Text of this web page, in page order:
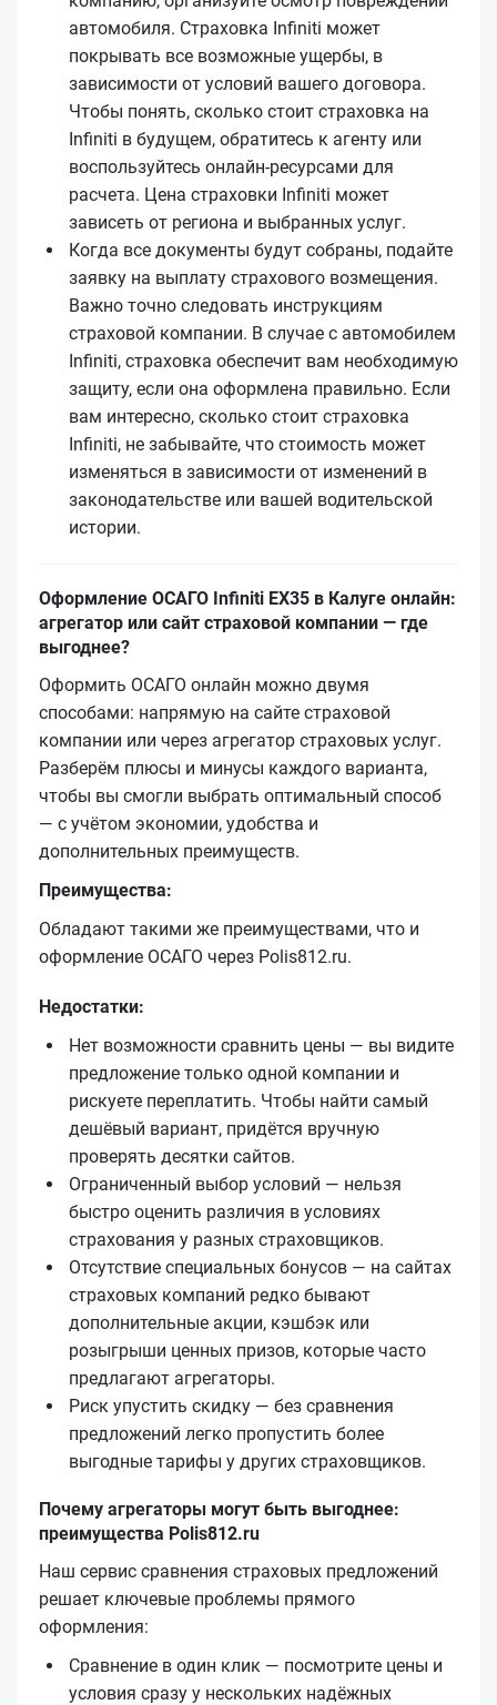
автомобиля. Страховка Infiniti может
покрывать все возможные ущербы, в
зависимости от условий вашего договора.
Чтобы понять, сколько стоит страховка на
Infiniti в будущем, обратитесь к агенту или
воспользуйтесь онлайн-ресурсами для
расчета. Цена страховки Infiniti может
зависеть от региона и выбранных услуг.
Когда все документы будут собраны, подайте
заявку на выплату страхового возмещения.
Важно точно следовать инструкциям
страховой компании. В случае с автомобилем
Infiniti, страховка обеспечит вам необходимую
защиту, если она оформлена правильно. Если
вам интересно, сколько стоит страховка
Infiniti, не забывайте, что стоимость может
изменяться в зависимости от изменений в
законодательстве или вашей водительской
истории.
Оформление ОСАГО Infiniti EX35 в Калуге онлайн:
агрегатор или сайт страховой компании — где
выгоднее?
Оформить ОСАГО онлайн можно двумя
способами: напрямую на сайте страховой
компании или через агрегатор страховых услуг.
Разберём плюсы и минусы каждого варианта,
чтобы вы смогли выбрать оптимальный способ
— с учётом экономии, удобства и
дополнительных преимуществ.
Преимущества:
Обладают такими же преимуществами, что и
оформление ОСАГО через Polis812.ru.
Недостатки:
Нет возможности сравнить цены — вы видите
предложение только одной компании и
рискуете переплатить. Чтобы найти самый
дешёвый вариант, придётся вручную
проверять десятки сайтов.
Ограниченный выбор условий — нельзя
быстро оценить различия в условиях
страхования у разных страховщиков.
Отсутствие специальных бонусов — на сайтах
страховых компаний редко бывают
дополнительные акции, кэшбэк или
розыгрыши ценных призов, которые часто
предлагают агрегаторы.
Риск упустить скидку — без сравнения
предложений легко пропустить более
выгодные тарифы у других страховщиков.
Почему агрегаторы могут быть выгоднее:
преимущества Polis812.ru
Наш сервис сравнения страховых предложений
решает ключевые проблемы прямого
оформления:
Сравнение в один клик — посмотрите цены и
условия сразу у нескольких надёжных